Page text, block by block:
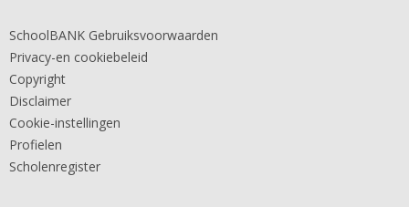
SchoolBANK Gebruiksvoorwaarden
Privacy-en cookiebeleid
Copyright
Disclaimer
Cookie-instellingen
Profielen
Scholenregister